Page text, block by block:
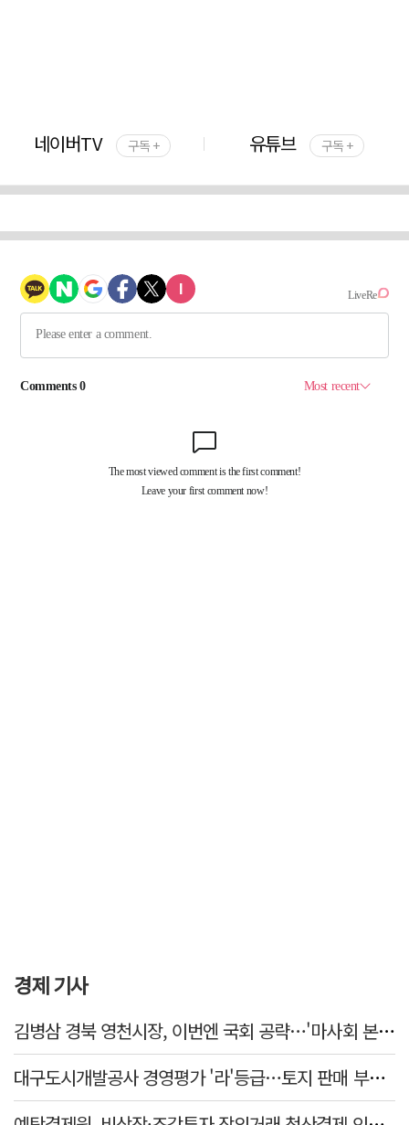
네이버TV 구독 + 유튜브 구독 +
경제 기사
김병삼 경북 영천시장, 이번엔 국회 공략…'마사회 본사 이전·광역교통망 확충' 요청
대구도시개발공사 경영평가 '라'등급…토지 판매 부진에 1년 만에 두 단계 '뚝'